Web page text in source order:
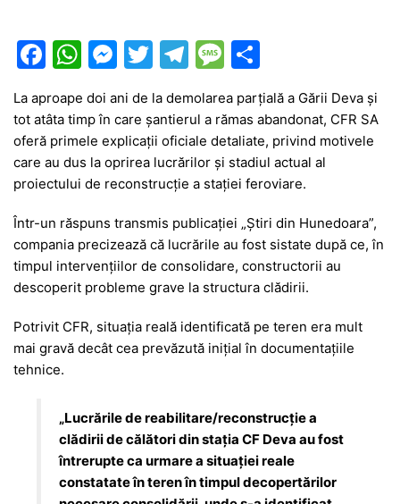
F
c
e
b
o
o
k
W
at
s
A
p
p
M
e
s
s
e
n
g
er
T
itt
er
T
e
gr
a
m
M
s
s
a
g
e
ar
ta
je
a
z
ă
La aproape doi ani de la demolarea parțială a Gării Deva și
tot atâta timp în care șantierul a rămas abandonat, CFR SA
oferă primele explicații oficiale detaliate, privind motivele
care au dus la oprirea lucrărilor și stadiul actual al
proiectului de reconstrucție a stației feroviare.
Într-un răspuns transmis publicației „Știri din Hunedoara”,
compania precizează că lucrările au fost sistate după ce, în
timpul intervențiilor de consolidare, constructorii au
descoperit probleme grave la structura clădirii.
Potrivit CFR, situația reală identificată pe teren era mult
mai gravă decât cea prevăzută inițial în documentațiile
tehnice.
„Lucrările de reabilitare/reconstrucție a
clădirii de călători din stația CF Deva au fost
întrerupte ca urmare a situației reale
constatate în teren în timpul decopertărilor